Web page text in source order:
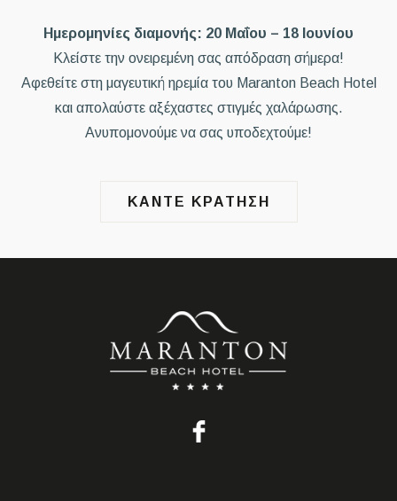
Ημερομηνίες διαμονής: 20 Μαΐου – 18 Ιουνίου
Κλείστε την ονειρεμένη σας απόδραση σήμερα!
Αφεθείτε στη μαγευτική ηρεμία του Maranton Beach Hotel
και απολαύστε αξέχαστες στιγμές χαλάρωσης.
Ανυπομονούμε να σας υποδεχτούμε!
ΚΑΝΤΕ ΚΡΑΤΗΣΗ